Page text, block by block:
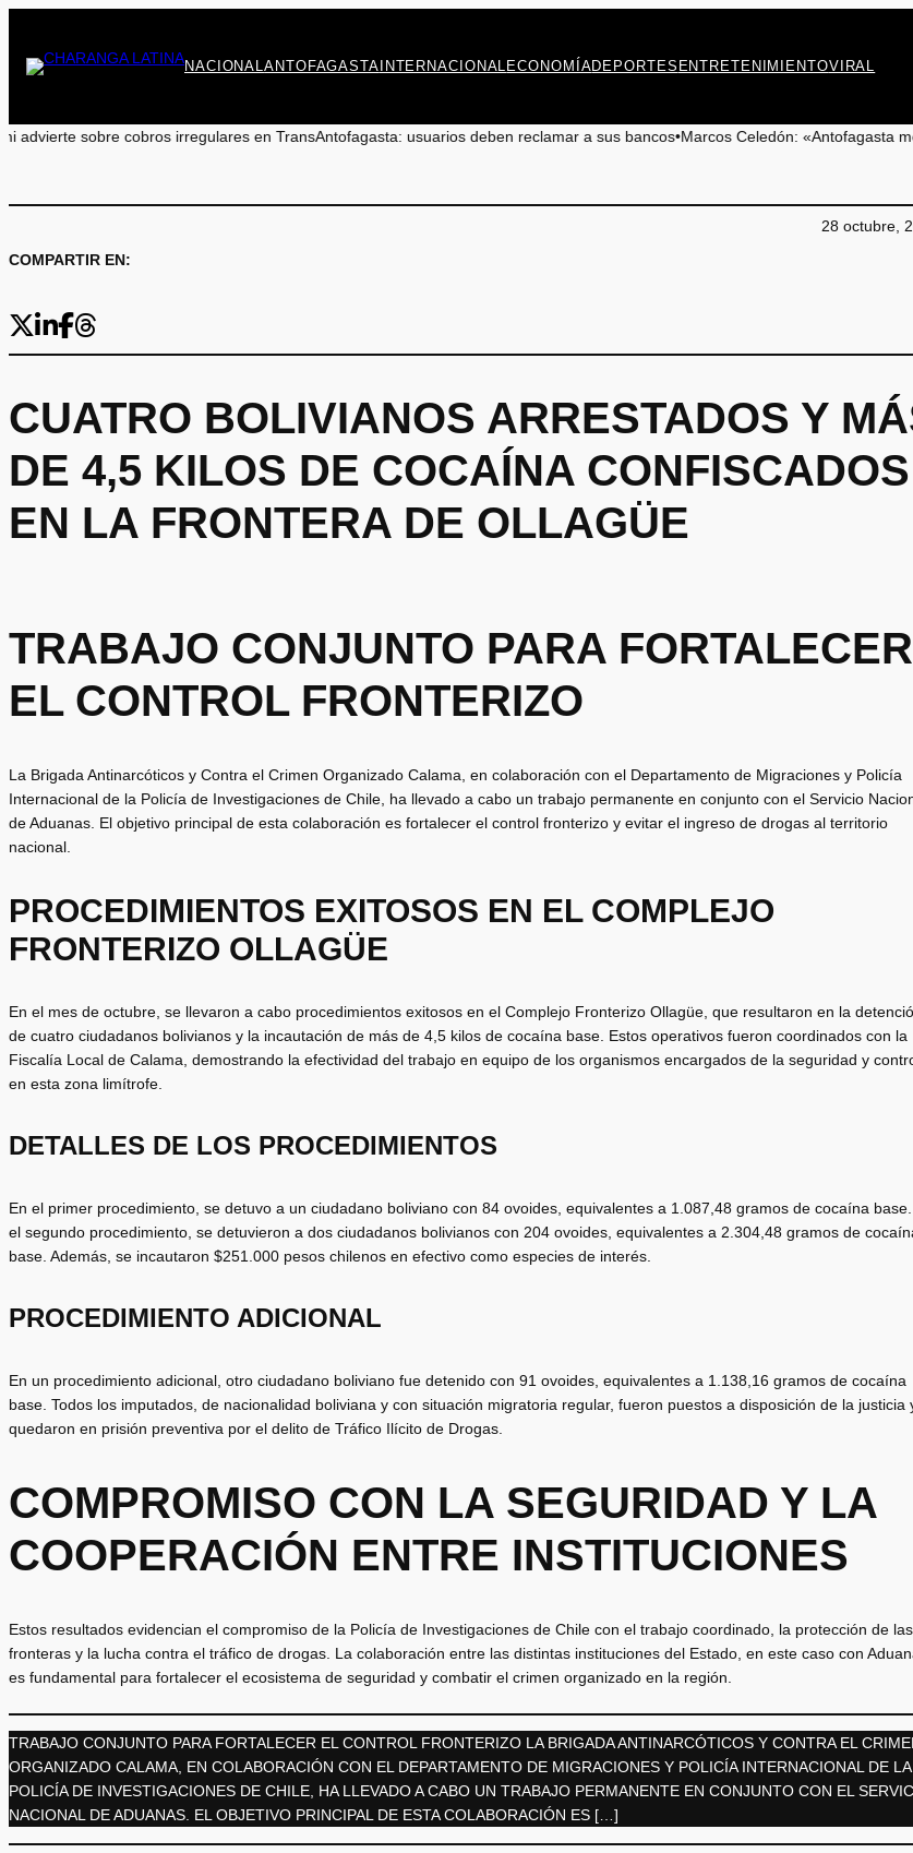
contenido
NACIONALANTOFAGASTA INTERNACIONAL ECONOMÍADEPORTES ENTRETENIMIENTOVIRAL
irregulares en TransAntofagasta: usuarios deben reclamar a sus bancos•Marcos Celedón: «Antofagasta merece eventos
COMPARTIR EN:
28 octubre,
CUATRO BOLIVIANOS ARRESTADOS Y
DE 4,5 KILOS DE COCAÍNA CONFISCADOS
EN LA FRONTERA DE OLLAGÜE
TRABAJO CONJUNTO PARA FORTALECER
EL CONTROL FRONTERIZO
La Brigada Antinarcóticos y Contra el Crimen Organizado Calama, en colaboración con el Departamento de Migraciones y Policía
Internacional de la Policía de Investigaciones de Chile, ha llevado a cabo un trabajo permanente en conjunto con el Servicio
de Aduanas. El objetivo principal de esta colaboración es fortalecer el control fronterizo y evitar el ingreso de drogas al territorio
nacional.
PROCEDIMIENTOS EXITOSOS EN EL COMPLEJO
FRONTERIZO OLLAGÜE
En el mes de octubre, se llevaron a cabo procedimientos exitosos en el Complejo Fronterizo Ollagüe, que resultaron en la
de cuatro ciudadanos bolivianos y la incautación de más de 4,5 kilos de cocaína base. Estos operativos fueron coordinados con la
Fiscalía Local de Calama, demostrando la efectividad del trabajo en equipo de los organismos encargados de la seguridad y
en esta zona limítrofe.
DETALLES DE LOS PROCEDIMIENTOS
En el primer procedimiento, se detuvo a un ciudadano boliviano con 84 ovoides, equivalentes a 1.087,48 gramos de cocaína
el segundo procedimiento, se detuvieron a dos ciudadanos bolivianos con 204 ovoides, equivalentes a 2.304,48 gramos de
base. Además, se incautaron $251.000 pesos chilenos en efectivo como especies de interés.
PROCEDIMIENTO ADICIONAL
En un procedimiento adicional, otro ciudadano boliviano fue detenido con 91 ovoides, equivalentes a 1.138,16 gramos de cocaína
base. Todos los imputados, de nacionalidad boliviana y con situación migratoria regular, fueron puestos a disposición de la justicia
quedaron en prisión preventiva por el delito de Tráfico Ilícito de Drogas.
COMPROMISO CON LA SEGURIDAD Y LA
COOPERACIÓN ENTRE INSTITUCIONES
Estos resultados evidencian el compromiso de la Policía de Investigaciones de Chile con el trabajo coordinado, la protección de las
fronteras y la lucha contra el tráfico de drogas. La colaboración entre las distintas instituciones del Estado, en este caso con
es fundamental para fortalecer el ecosistema de seguridad y combatir el crimen organizado en la región.
TRABAJO CONJUNTO PARA FORTALECER EL CONTROL FRONTERIZO LA BRIGADA ANTINARCÓTICOS Y CONTRA EL
ORGANIZADO CALAMA, EN COLABORACIÓN CON EL DEPARTAMENTO DE MIGRACIONES Y POLICÍA INTERNACIONAL DE LA
POLICÍA DE INVESTIGACIONES DE CHILE, HA LLEVADO A CABO UN TRABAJO PERMANENTE EN CONJUNTO CON EL
NACIONAL DE ADUANAS. EL OBJETIVO PRINCIPAL DE ESTA COLABORACIÓN ES […]